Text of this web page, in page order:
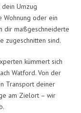
Umzug
Wohnung oder ein
dir maßgeschneiderte
zugeschnitten sind.
kümmert sich
Watford. Von der
Transport deiner
am Zielort – wir